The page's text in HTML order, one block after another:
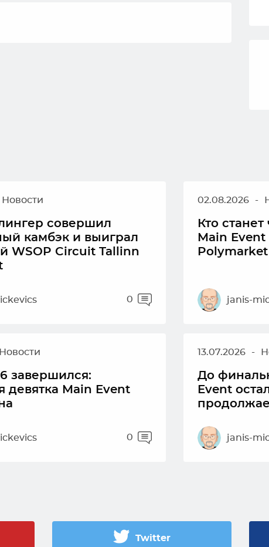
Новости
совершил
камбэк и выиграл
WSOP Circuit Tallinn
0
02.08.2026 -
Кто
Main Event
janis-
Новости
завершился:
девятка Main Event
0
13.07.2026 -
До
Event
janis-
Twitter